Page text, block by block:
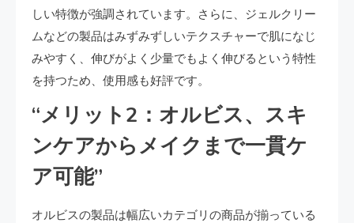
しい特徴が強調されています。さらに、ジェルクリー
ムなどの製品はみずみずしいテクスチャーで肌になじ
みやすく、伸びがよく少量でもよく伸びるという特性
を持つため、使用感も好評です。
“メリット2：オルビス、スキ
ンケアからメイクまで一貫ケ
ア可能”
オルビスの製品は幅広いカテゴリの商品が揃っている